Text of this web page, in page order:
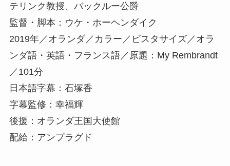
テリンク教授、バックルー公爵
監督・脚本：ウケ・ホーヘンダイク
2019年／オランダ／カラー／ビスタサイズ／オラ
ンダ語・英語・フランス語／原題：My Rembrandt
／101分
日本語字幕：石塚香
字幕監修：幸福輝
後援：オランダ王国大使館
配給：アンプラグド